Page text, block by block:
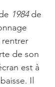
1984 de
de son
est à
Il